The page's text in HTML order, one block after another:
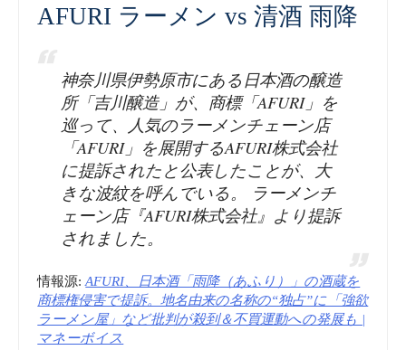
AFURI ラーメン vs 清酒 雨降
神奈川県伊勢原市にある日本酒の醸造
所「吉川醸造」が、商標「AFURI」を
巡って、人気のラーメンチェーン店
「AFURI」を展開するAFURI株式会社
に提訴されたと公表したことが、大
きな波紋を呼んでいる。 ラーメンチ
ェーン店『AFURI株式会社』より提訴
されました。
情報源:AFURI、日本酒「雨降（あふり）」の酒蔵を
商標権侵害で提訴。地名由来の名称の“独占”に「強欲
ラーメン屋」など批判が殺到＆不買運動への発展も |
マネーボイス